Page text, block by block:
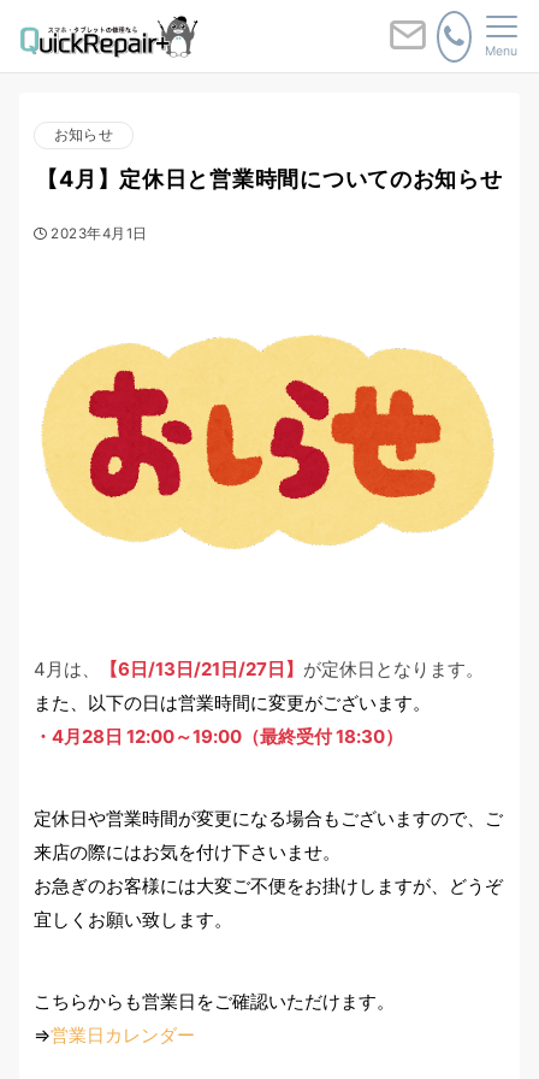
Menu
お知らせ
【4月】定休日と営業時間についてのお知らせ
2023年4月1日
4月は、 【6日/13日/21日/27日】 が定休日となります。
また、以下の日は営業時間に変更がございます。
・4月28日 12:00～19:00（最終受付 18:30）
定休日や営業時間が変更になる場合もございますので、ご
来店の際にはお気を付け下さいませ。
お急ぎのお客様には大変ご不便をお掛けしますが、どうぞ
宜しくお願い致します。
こちらからも営業日をご確認いただけます。
⇒営業日カレンダー